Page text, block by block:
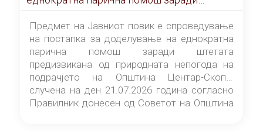
штетата предизвикана од природната
непогода на подрачјето на Општина
Центар-Скопје случена на ден 21.07.2026
година
Предмет на Јавниот повик е спроведување
на постапка за доделување на еднократна
парична помош заради штетата
предизвикана од природната непогода на
подрачјето на Општина Центар-Скопје
случена на ден 21.07.2026 година согласно
Правилник донесен од Советот на Општина